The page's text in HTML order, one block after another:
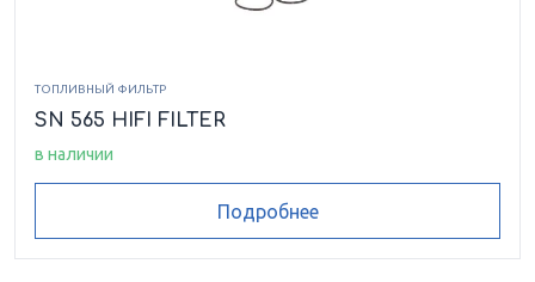
ТОПЛИВНЫЙ ФИЛЬТР
SN 565 HIFI FILTER
в наличии
Подробнее